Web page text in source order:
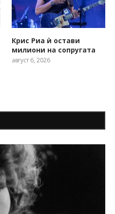
Крис Риа ѝ остави
милиони на сопругата
август 6, 2026